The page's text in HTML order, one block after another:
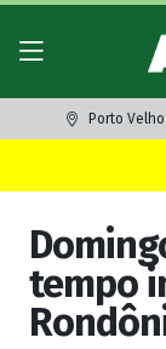
Porto Velho
tempo